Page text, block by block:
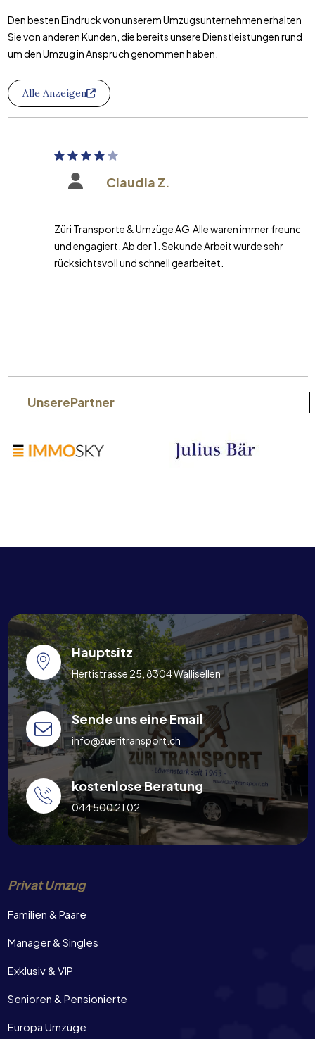
Den besten Eindruck von unserem Umzugsunternehmen erhalten
Sie von anderen Kunden, die bereits unsere Dienstleistungen rund
um den Umzug in Anspruch genommen haben.
Alle Anzeigen
Claudia Z.
Züri Transporte & Umzüge AG Alle waren immer freundlich
und engagiert. Ab der 1. Sekunde Arbeit wurde sehr
rücksichtsvoll und schnell gearbeitet.
UnserePartner
Hauptsitz
Hertistrasse 25, 8304 Wallisellen
Sende uns eine Email
info@zueritransport.ch
kostenlose Beratung
044 500 21 02
Privat Umzug
Familien & Paare
Manager & Singles
Exklusiv & VIP
Senioren & Pensionierte
Europa Umzüge